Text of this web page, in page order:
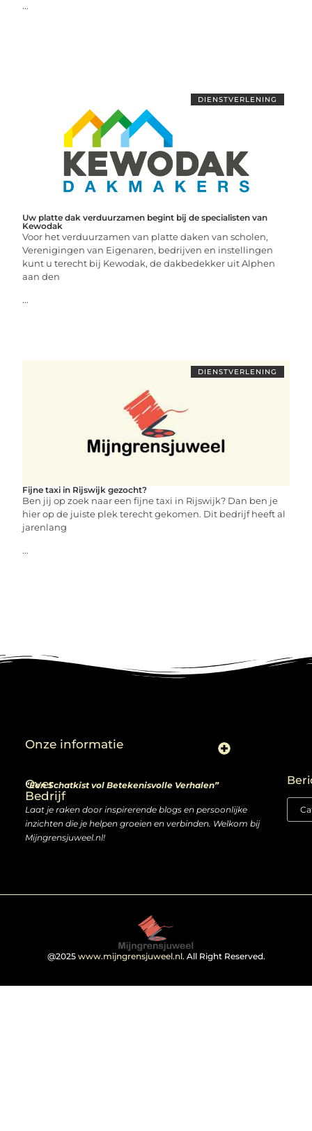
...
DIENSTVERLENING
Uw platte dak verduurzamen begint bij de specialisten van
Kewodak
Voor het verduurzamen van platte daken van scholen,
Verenigingen van Eigenaren, bedrijven en instellingen
kunt u terecht bij Kewodak, de dakbedekker uit Alphen
aan den
...
DIENSTVERLENING
Fijne taxi in Rijswijk gezocht?
Ben jij op zoek naar een fijne taxi in Rijswijk? Dan ben je
hier op de juiste plek terecht gekomen. Dit bedrijf heeft al
jarenlang
...
Over
Bedrijf
“Een Schatkist vol Betekenisvolle Verhalen”
Laat je raken door inspirerende blogs en persoonlijke
inzichten die je helpen groeien en verbinden. Welkom bij
Mijngrensjuweel.nl!
Onze informatie
@2025 www.mijngrensjuweel.nl. All Right Reserved.